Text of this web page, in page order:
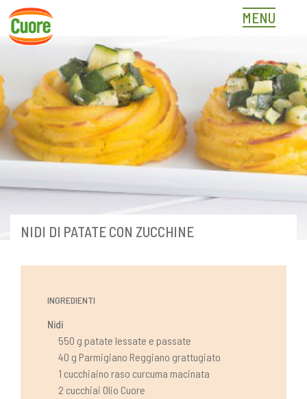
Skip
content
MENU
NIDI DI PATATE CON ZUCCHINE
INGREDIENTI
Nidi
550 g patate lessate e passate
40 g Parmigiano Reggiano grattugiato
1 cucchiaino raso curcuma macinata
2 cucchiai Olio Cuore